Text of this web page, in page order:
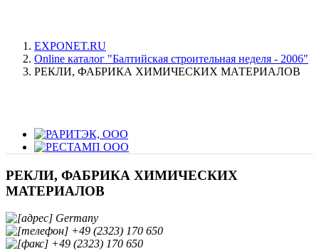
EXPONET.RU
Online каталог "Балтийская строительная неделя - 2006"
РЕКЛИ, ФАБРИКА ХИМИЧЕСКИХ МАТЕРИАЛОВ
РЕКЛИ, ФАБРИКА ХИМИЧЕСКИХ
МАТЕРИАЛОВ
Germany
+49 (2323) 170 650
+49 (2323) 170 650